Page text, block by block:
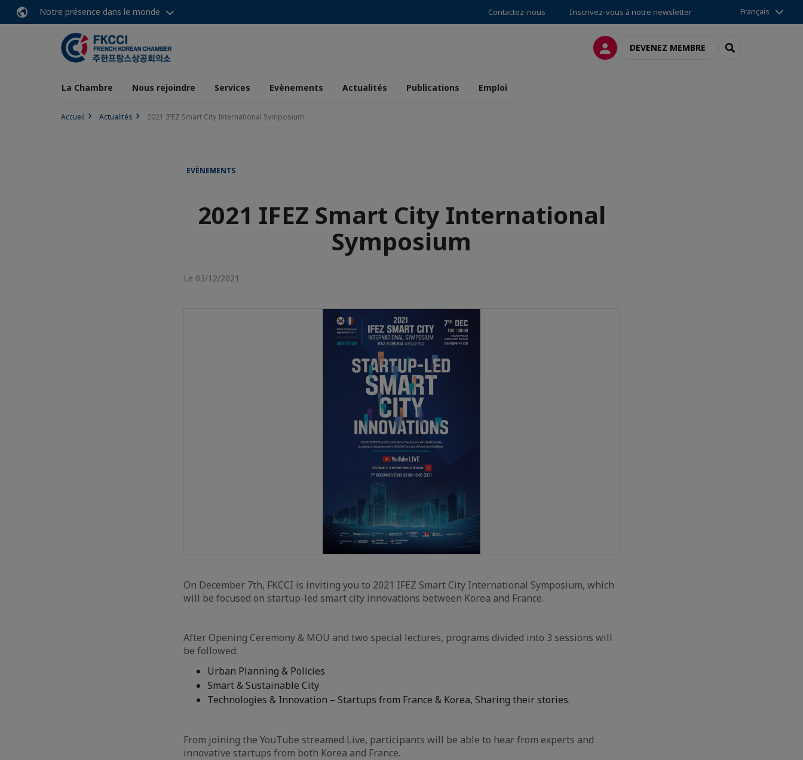
Notre présence dans le monde Contactez-nous Inscrivez-vous à notre newsletter Français
CONNEXIONDEVENEZ MEMBRE RECHERCHER
La Chambre Nous rejoindre Services Evènements Actualités Publications Emploi
Accueil Actualités 2021 IFEZ Smart City International Symposium
EVÈNEMENTS
2021 IFEZ Smart City International
Symposium
Le 03/12/2021
On December 7th, FKCCI is inviting you to 2021 IFEZ Smart City International Symposium, which
will be focused on startup-led smart city innovations between Korea and France.
After Opening Ceremony & MOU and two special lectures, programs divided into 3 sessions will
be followed:
Urban Planning & Policies
Smart & Sustainable City
Technologies & Innovation – Startups from France & Korea, Sharing their stories.
From joining the YouTube streamed Live, participants will be able to hear from experts and
innovative startups from both Korea and France.